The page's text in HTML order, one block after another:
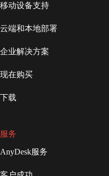
移动设备支持
云端和本地部署
企业解决方案
现在购买
下载
服务
AnyDesk服务